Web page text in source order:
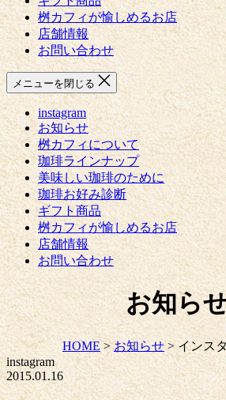
桝カフィが愉しめるお店
店舗情報
お問い合わせ
メニューを閉じる
instagram
お知らせ
桝カフィについて
珈琲ラインナップ
美味しい珈琲のために
珈琲お好み診断
ギフト商品
桝カフィが愉しめるお店
店舗情報
お問い合わせ
お知ら
HOME>お知らせ > インス
instagram
2015.01.16